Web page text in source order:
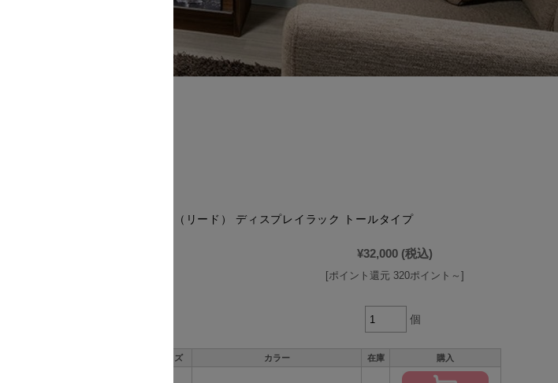
Lead（リード） ディスプレイラック トールタイプ
¥32,000 (税込)
[ポイント還元 320ポイント～]
個
サイズ カラー 在庫 購入